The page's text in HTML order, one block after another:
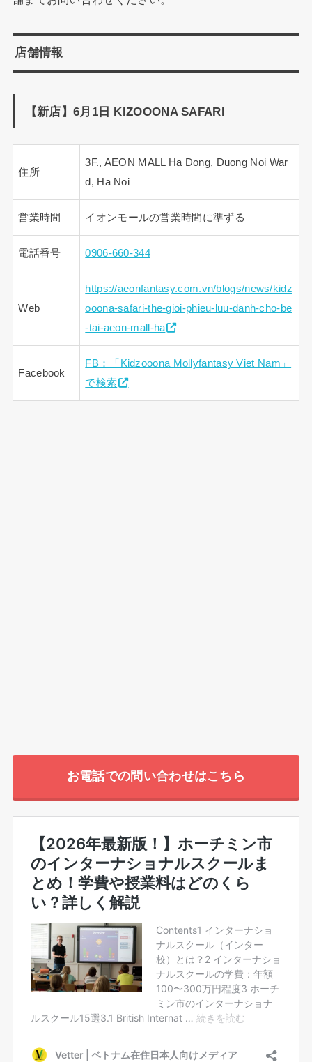
店舗情報
【新店】6月1日 KIZOOONA SAFARI
住所
3F., AEON MALL Ha Dong, Duong Noi War
d, Ha Noi
営業時間 イオンモールの営業時間に準ずる
電話番号 0906-660-344
Web
https://aeonfantasy.com.vn/blogs/news/kidz
ooona-safari-the-gioi-phieu-luu-danh-cho-be
-tai-aeon-mall-ha
Facebook
FB：「Kidzooona Mollyfantasy Viet Nam」
で検索
お電話での問い合わせはこちら